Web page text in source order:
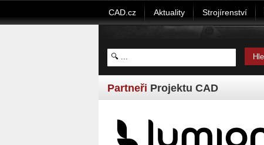
CAD.cz Aktuality Strojírenství
Partneři Projektu CAD